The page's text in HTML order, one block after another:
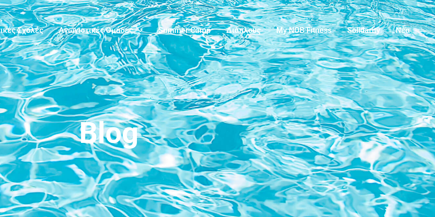
Σχολές Αγωνιστικές Ομάδες Summer Camp Διάπλους My NOB Fitness Solidarity
Νέα
Blog